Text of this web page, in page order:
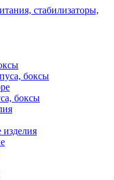
стабилизаторы,
боксы
боксы